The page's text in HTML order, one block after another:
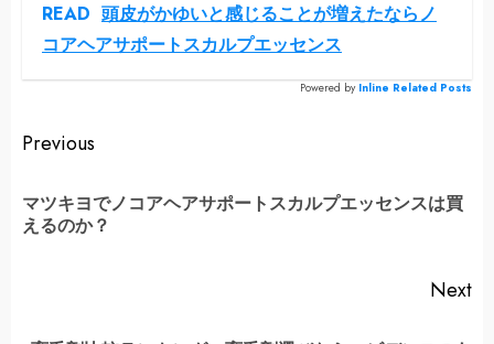
READ 頭皮がかゆいと感じることが増えたならノ
コアヘアサポートスカルプエッセンス
Powered by Inline Related Posts
Continue
Reading
Previous
マツキヨでノコアヘアサポートスカルプエッセンスは買
えるのか？
Next